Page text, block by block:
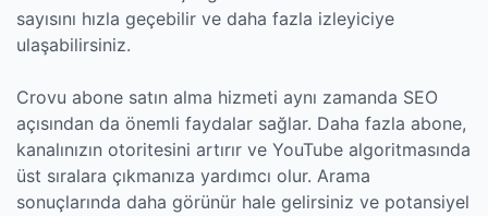
sayısını hızla geçebilir ve daha fazla izleyiciye
ulaşabilirsiniz.
Crovu abone satın alma hizmeti aynı zamanda SEO
açısından da önemli faydalar sağlar. Daha fazla abone,
kanalınızın otoritesini artırır ve YouTube algoritmasında
üst sıralara çıkmanıza yardımcı olur. Arama
sonuçlarında daha görünür hale gelirsiniz ve potansiyel